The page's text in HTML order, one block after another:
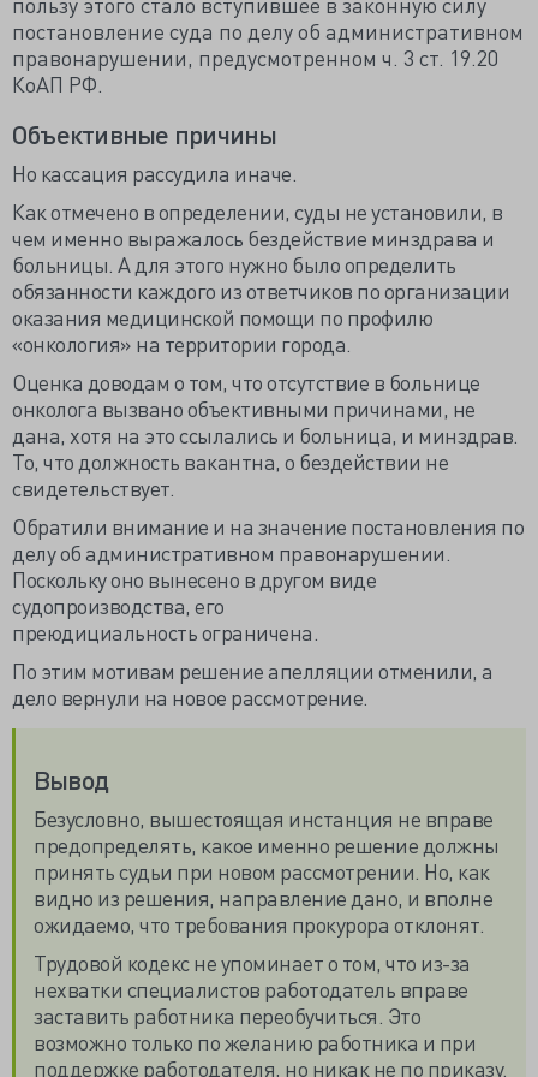
постановление суда по делу об административном
правонарушении, предусмотренном ч. 3 ст. 19.20
КоАП РФ.
Объективные причины
Но кассация рассудила иначе.
Как отмечено в определении, суды не установили, в
чем именно выражалось бездействие минздрава и
больницы. А для этого нужно было определить
обязанности каждого из ответчиков по организации
оказания медицинской помощи по профилю
«онкология» на территории города.
Оценка доводам о том, что отсутствие в больнице
онколога вызвано объективными причинами, не
дана, хотя на это ссылались и больница, и минздрав.
То, что должность вакантна, о бездействии не
свидетельствует.
Обратили внимание и на значение постановления по
делу об административном правонарушении.
Поскольку оно вынесено в другом виде
судопроизводства, его
преюдициальностьограничена.
По этим мотивам решение апелляции отменили, а
дело вернули на новое рассмотрение.
Вывод
Безусловно, вышестоящая инстанция не вправе
предопределять, какое именно решение должны
принять судьи при новом рассмотрении. Но, как
видно из решения, направление дано, и вполне
ожидаемо, что требования прокурора отклонят.
Трудовой кодекс не упоминает о том, что из-за
нехватки специалистов работодатель вправе
заставить работника переобучиться. Это
возможно только по желанию работника и при
поддержке работодателя, но никак не по приказу.